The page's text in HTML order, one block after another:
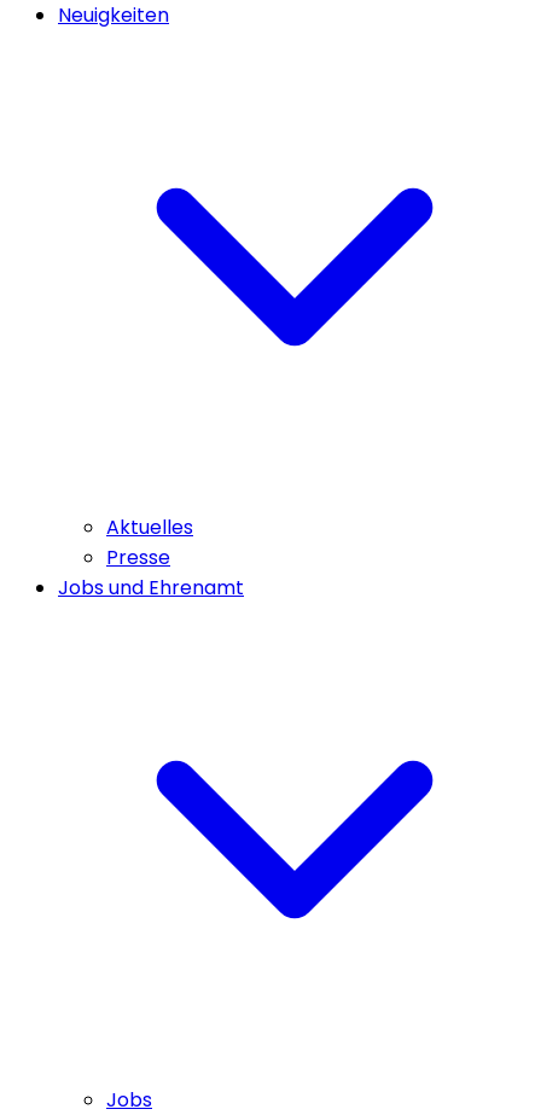
Neuigkeiten
Aktuelles
Presse
Jobs und Ehrenamt
Jobs